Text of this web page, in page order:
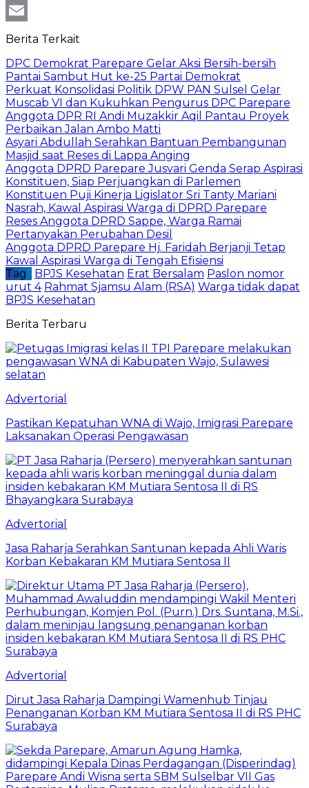
WhatsApp
Email
Berita Terkait
DPC Demokrat Parepare Gelar Aksi Bersih-bersih
Pantai Sambut Hut ke-25 Partai Demokrat
Perkuat Konsolidasi Politik DPW PAN Sulsel Gelar
Muscab VI dan Kukuhkan Pengurus DPC Parepare
Anggota DPR RI Andi Muzakkir Aqil Pantau Proyek
Perbaikan Jalan Ambo Matti
Asyari Abdullah Serahkan Bantuan Pembangunan
Masjid saat Reses di Lappa Anging
Anggota DPRD Parepare Jusvari Genda Serap Aspirasi
Konstituen, Siap Perjuangkan di Parlemen
Konstituen Puji Kinerja Ligislator Sri Tanty Mariani
Nasrah, Kawal Aspirasi Warga di DPRD Parepare
Reses Anggota DPRD Sappe, Warga Ramai
Pertanyakan Perubahan Desil
Anggota DPRD Parepare Hj. Faridah Berjanji Tetap
Kawal Aspirasi Warga di Tengah Efisiensi
Tag : BPJS Kesehatan Erat Bersalam Paslon nomor
urut 4 Rahmat Sjamsu Alam (RSA) Warga tidak dapat
BPJS Kesehatan
Berita Terbaru
Advertorial
Pastikan Kepatuhan WNA di Wajo, Imigrasi Parepare
Laksanakan Operasi Pengawasan
Advertorial
Jasa Raharja Serahkan Santunan kepada Ahli Waris
Korban Kebakaran KM Mutiara Sentosa II
Advertorial
Dirut Jasa Raharja Dampingi Wamenhub Tinjau
Penanganan Korban KM Mutiara Sentosa II di RS PHC
Surabaya